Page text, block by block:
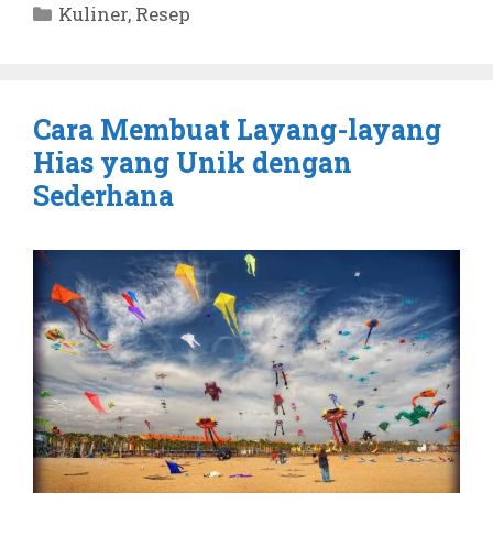
Kategori
Kuliner, Resep
Cara Membuat Layang-layang
Hias yang Unik dengan
Sederhana